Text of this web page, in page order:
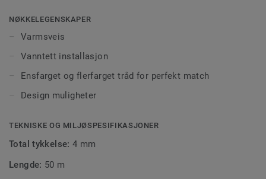
og forhindrer smuss og møkk å trenge ned i skjøtene. Våre
sveisetråder kommer i ens- eller flerfargede utgaver for å
kontraster.
NØKKELEGENSKAPER
Varmsveis
Vanntett installasjon
Ensfarget og flerfarget tråd for perfekt match
Design muligheter
TEKNISKE OG MILJØSPESIFIKASJONER
Total tykkelse:4 mm
Lengde: 50 m